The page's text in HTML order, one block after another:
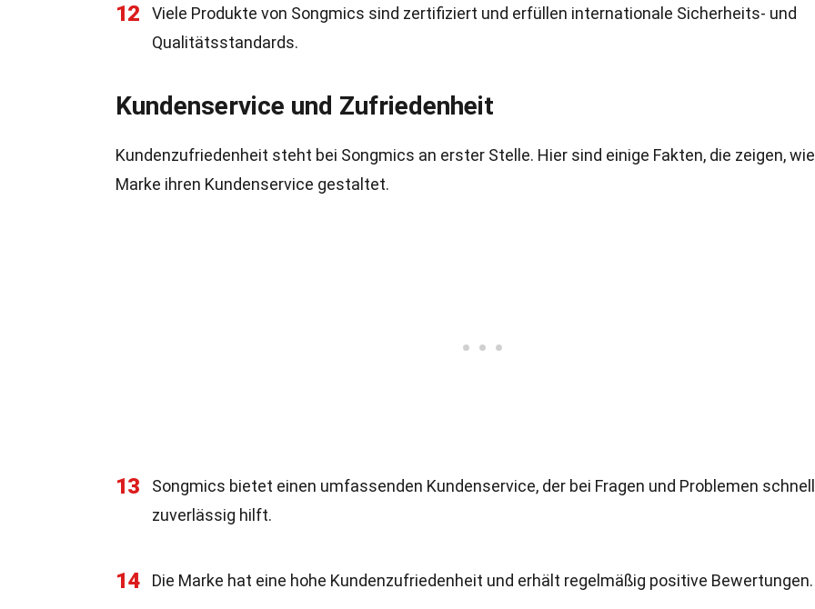
12
Viele Produkte von Songmics sind zertifiziert und erfüllen internationale Sicherheits- und
Qualitätsstandards.
Kundenservice und Zufriedenheit
Kundenzufriedenheit steht bei Songmics an erster Stelle. Hier sind einige Fakten, die zeigen,
Marke ihren Kundenservice gestaltet.
13
Songmics bietet einen umfassenden Kundenservice, der bei Fragen und Problemen
zuverlässig hilft.
14 Die Marke hat eine hohe Kundenzufriedenheit und erhält regelmäßig positive Bewertungen.